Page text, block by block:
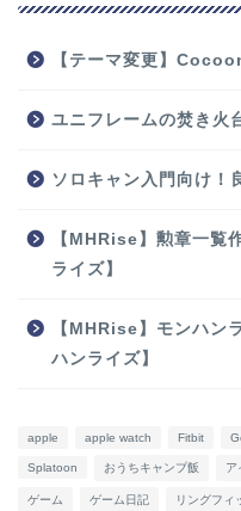
【テーマ変更】
ユニフレームの焚き火
ソロキャン入門向け！
【MHRise】勲章一覧
ライズ】
【MHRise】モンハン
ハンライズ】
apple apple watch Fitbit
Splatoon おうちキャンプ飯 ア
ゲーム ゲーム日記 リングフィ